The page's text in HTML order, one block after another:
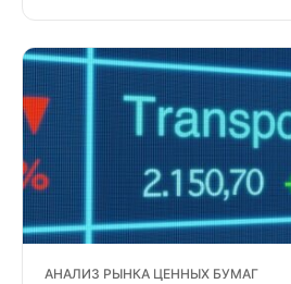
АНАЛИЗ РЫНКА ЦЕННЫХ БУМАГ